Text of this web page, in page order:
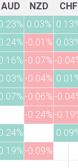
AUD NZD
CHF
0.03%
-0.01%
-0.07% -
-0.04%
-0.06% -
-0.24% -
-0.09%